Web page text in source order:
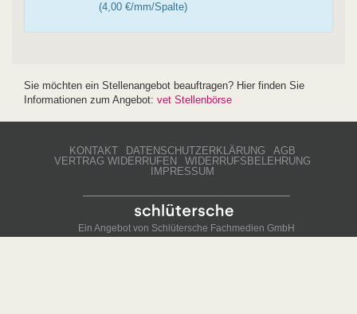
(4,00 €/mm/Spalte)
Sie möchten ein Stellenangebot beauftragen? Hier finden Sie
Informationen zum Angebot: vet Stellenbörse
KONTAKT DATENSCHUTZERKLÄRUNG
AGB
VERTRAG WIDERRUFEN
WIDERRUFSBELEHRUNG
IMPRESSUM
Ein Angebot von Schlütersche Fachmedien GmbH